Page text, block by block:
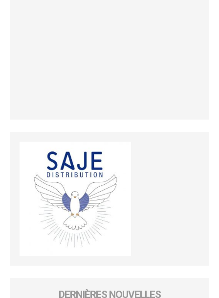
DERNIÈRES NOUVELLES